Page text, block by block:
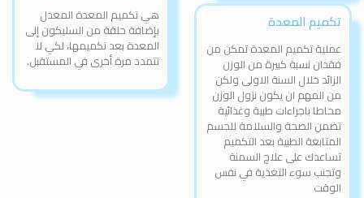
تكميم المعدة
عملية تكميم المعدة تمكن من
فقدان نسبة كبيرة من الوزن
الزائد خلال السنة الاولى ولكن
من المهم ان يكون نزول الوزن
محاطا باجراءات طبية وغذائية
تضمن الصحة والسلامة للجسم
المتابعة الطبية بعد التكميم
تساعدك على علاج السمنة
وتجنب سوء التغذية في نفس
الوقت
هي تكميم المعدة المعدل
بإضافة حلقة من السليكون إلى
المعدة بعد تكميمها، لكي لا
تتمدد مرة أخرى في المستقبل.